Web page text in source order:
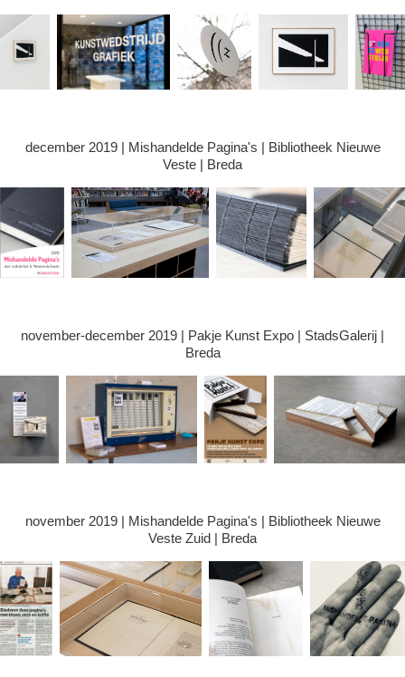
december 2019 | Mishandelde Pagina's | Bibliotheek Nieuwe
Veste | Breda
november-december 2019 | Pakje Kunst Expo | StadsGalerij |
Breda
november 2019 | Mishandelde Pagina's | Bibliotheek Nieuwe
Veste Zuid | Breda